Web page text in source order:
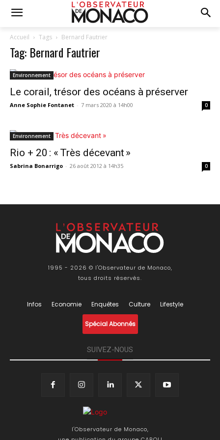
Accueil Tags Bernard Fautrier
Tag: Bernard Fautrier
Environnement
Le corail, trésor des océans à préserver
Anne Sophie Fontanet - 7 mars 2020 à 14h00 0
Environnement
Rio + 20 : « Très décevant »
Sabrina Bonarrigo - 26 août 2012 à 14h35 0
1995 - 2026 © l'Observateur de Monaco,
tous droits réservés.
Infos Economie Enquêtes Culture Lifestyle
Spécial Abonnés
SUIVEZ-NOUS
l'Observateur de Monaco,